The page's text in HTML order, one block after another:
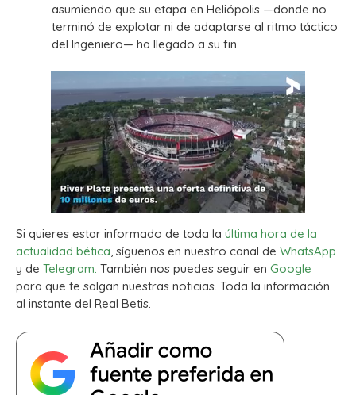
asumiendo que su etapa en Heliópolis —donde no
terminó de explotar ni de adaptarse al ritmo táctico
del Ingeniero— ha llegado a su fin
Si quieres estar informado de toda la última hora de la
actualidad bética, síguenos en nuestro canal de WhatsApp
y de Telegram. También nos puedes seguir en Google
para que te salgan nuestras noticias. Toda la información
al instante del Real Betis.